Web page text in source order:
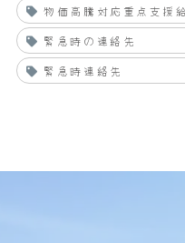
物価高騰対応重点支援
緊急時の連絡先
緊急時連絡先